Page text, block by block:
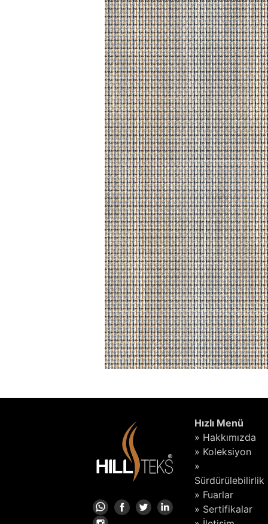
Hızlı Menü
» Hakkımızda
» Koleksiyon
»
Sürdürülebilirlik
» Fuarlar
» Sertifikalar